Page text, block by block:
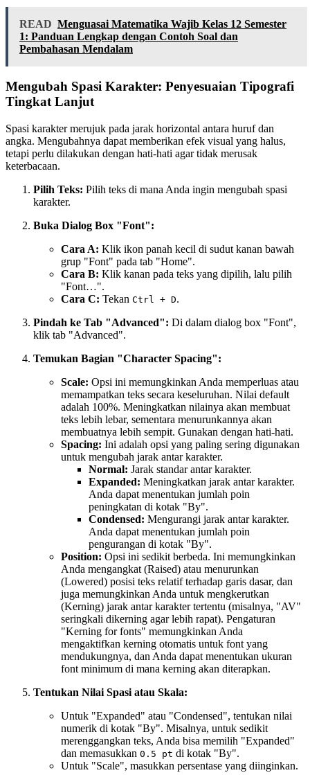
READ Menguasai Matematika Wajib Kelas 12 Semester
1: Panduan Lengkap dengan Contoh Soal dan
Pembahasan Mendalam
Mengubah Spasi Karakter: Penyesuaian Tipografi
Tingkat Lanjut
Spasi karakter merujuk pada jarak horizontal antara huruf dan
angka. Mengubahnya dapat memberikan efek visual yang halus,
tetapi perlu dilakukan dengan hati-hati agar tidak merusak
keterbacaan.
Pilih Teks: Pilih teks di mana Anda ingin mengubah spasi
karakter.
Buka Dialog Box "Font":
Cara A: Klik ikon panah kecil di sudut kanan bawah
grup "Font" pada tab "Home".
Cara B: Klik kanan pada teks yang dipilih, lalu pilih
"Font…".
Cara C: Tekan Ctrl + D.
Pindah ke Tab "Advanced": Di dalam dialog box "Font",
klik tab "Advanced".
Temukan Bagian "Character Spacing":
Scale: Opsi ini memungkinkan Anda memperluas atau
memampatkan teks secara keseluruhan. Nilai default
adalah 100%. Meningkatkan nilainya akan membuat
teks lebih lebar, sementara menurunkannya akan
membuatnya lebih sempit. Gunakan dengan hati-hati.
Spacing: Ini adalah opsi yang paling sering digunakan
untuk mengubah jarak antar karakter.
Normal: Jarak standar antar karakter.
Expanded: Meningkatkan jarak antar karakter.
Anda dapat menentukan jumlah poin
peningkatan di kotak "By".
Condensed: Mengurangi jarak antar karakter.
Anda dapat menentukan jumlah poin
pengurangan di kotak "By".
Position: Opsi ini sedikit berbeda. Ini memungkinkan
Anda mengangkat (Raised) atau menurunkan
(Lowered) posisi teks relatif terhadap garis dasar, dan
juga memungkinkan Anda untuk mengkerutkan
(Kerning) jarak antar karakter tertentu (misalnya, "AV"
seringkali dikerning agar lebih rapat). Pengaturan
"Kerning for fonts" memungkinkan Anda
mengaktifkan kerning otomatis untuk font yang
mendukungnya, dan Anda dapat menentukan ukuran
font minimum di mana kerning akan diterapkan.
Tentukan Nilai Spasi atau Skala:
Untuk "Expanded" atau "Condensed", tentukan nilai
numerik di kotak "By". Misalnya, untuk sedikit
merenggangkan teks, Anda bisa memilih "Expanded"
dan memasukkan 0.5 pt di kotak "By".
Untuk "Scale", masukkan persentase yang diinginkan.